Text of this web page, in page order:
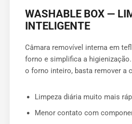
WASHABLE BOX —
INTELIGENTE
Câmara removível interna em
forno e simplifica a
o forno inteiro, basta remover a
Limpeza diária muito mais
Menor contato com